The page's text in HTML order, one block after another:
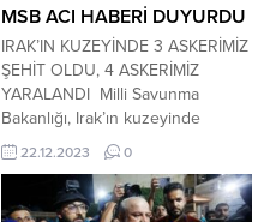
tepkilerini en üst düzeyde dile
getirdiği Atatürk anıtı önündeki...
MSB ACI HABERİ DUYURDU
IRAK’IN KUZEYİNDE 3 ASKERİMİZ
ŞEHİT OLDU, 4 ASKERİMİZ
YARALANDI Milli Savunma
Bakanlığı, Irak’ın kuzeyinde
bölücü terör örgütü mensupları
tarafından saldırı ve akabinde
sağlanan temasta 3 askerimizin
şehit olduğunu, 4 askerimizin ise
22.12.2023 0